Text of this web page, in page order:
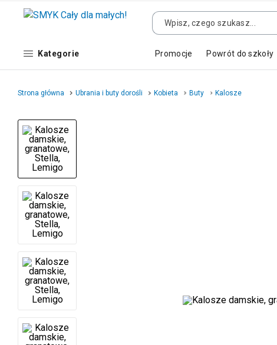
Kategorie Promocje Powrót do szkoły
Strona główna Ubrania i buty dorośli Kobieta Buty Kalosze